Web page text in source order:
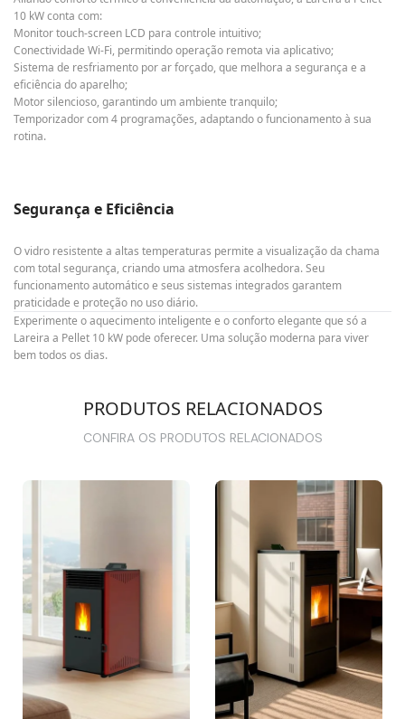
10 kW conta com:
Monitor touch-screen LCD para controle intuitivo;
Conectividade Wi-Fi, permitindo operação remota via aplicativo;
Sistema de resfriamento por ar forçado, que melhora a segurança e a
eficiência do aparelho;
Motor silencioso, garantindo um ambiente tranquilo;
Temporizador com 4 programações, adaptando o funcionamento à sua
rotina.
Segurança e Eficiência
O vidro resistente a altas temperaturas permite a visualização da chama
com total segurança, criando uma atmosfera acolhedora. Seu
funcionamento automático e seus sistemas integrados garantem
praticidade e proteção no uso diário.
Experimente o aquecimento inteligente e o conforto elegante que só a
Lareira a Pellet 10 kW pode oferecer. Uma solução moderna para viver
bem todos os dias.
PRODUTOS RELACIONADOS
CONFIRA OS PRODUTOS RELACIONADOS